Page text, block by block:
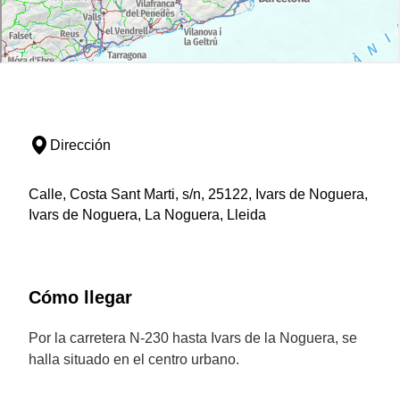
Dirección
Calle, Costa Sant Marti, s/n, 25122, Ivars de Noguera,
Ivars de Noguera, La Noguera, Lleida
Cómo llegar
Por la carretera N-230 hasta Ivars de la Noguera, se
halla situado en el centro urbano.